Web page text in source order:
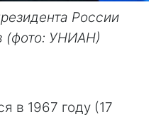
России
(фото: УНИАН)
в 1967 году (17